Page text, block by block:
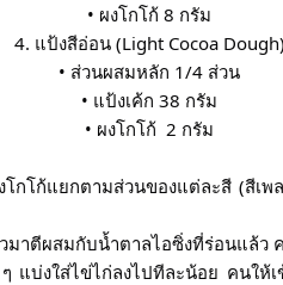
• ผงโกโก้ 8 กรัม
4. แป้งสีอ่อน (Light Cocoa Dough)
• ส่วนผสมหลัก 1/4 ส่วน
• แป้งเค้ก 38 กรัม
• ผงโกโก้  2 กรัม
โกโก้แยกตามส่วนของแต่ละสี (สี
มาตีผสมกับน้ำตาลไอซิ่งที่ร่อนแล้ว
แบ่งใส่ไข่ไก่ลงไปทีละน้อย คนให้